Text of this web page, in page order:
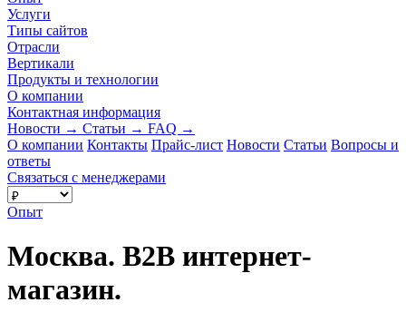
Услуги
Типы сайтов
Отрасли
Вертикали
Продукты и технологии
О компании
Контактная информация
Новости → Статьи → FAQ →
О компании Контакты Прайс-лист Новости Статьи Вопросы и
ответы
Связаться с менеджерами
Опыт
Москва. B2B интернет-
магазин.